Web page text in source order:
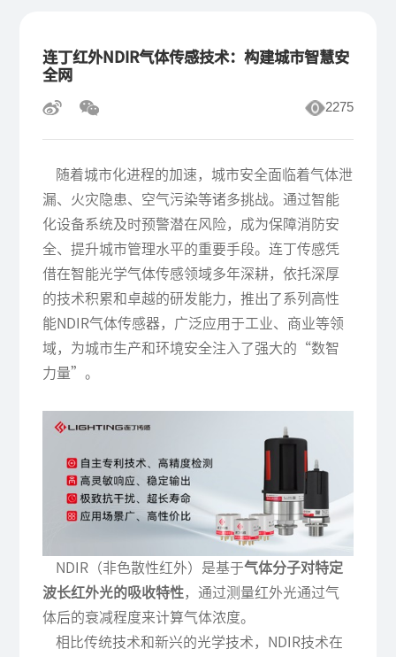
连丁红外NDIR气体传感技术：构建城市智慧安
全网
2275
随着城市化进程的加速，城市安全面临着气体泄
漏、火灾隐患、空气污染等诸多挑战。通过智能
化设备系统及时预警潜在风险，成为保障消防安
全、提升城市管理水平的重要手段。连丁传感凭
借在智能光学气体传感领域多年深耕，依托深厚
的技术积累和卓越的研发能力，推出了系列高性
能NDIR气体传感器，广泛应用于工业、商业等领
域，为城市生产和环境安全注入了强大的“数智
力量”。
NDIR（非色散性红外）是基于气体分子对特定
波长红外光的吸收特性，通过测量红外光通过气
体后的衰减程度来计算气体浓度。
相比传统技术和新兴的光学技术，NDIR技术在